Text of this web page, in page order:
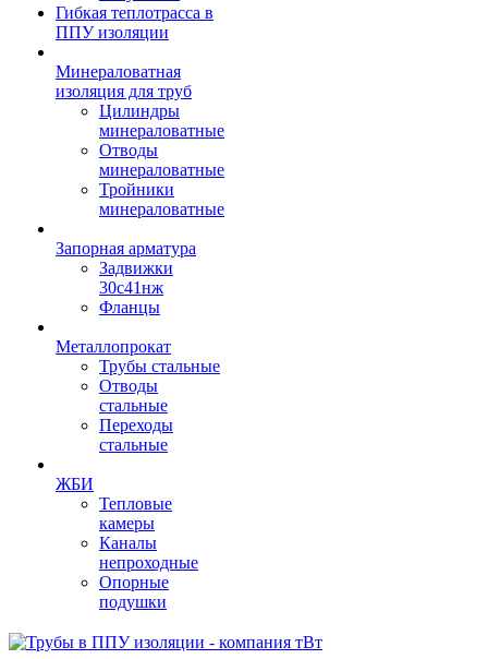
Гибкая теплотрасса в
ППУ изоляции
Минераловатная
изоляция для труб
Цилиндры
минераловатные
Отводы
минераловатные
Тройники
минераловатные
Запорная арматура
Задвижки
30с41нж
Фланцы
Металлопрокат
Трубы стальные
Отводы
стальные
Переходы
стальные
ЖБИ
Тепловые
камеры
Каналы
непроходные
Опорные
подушки